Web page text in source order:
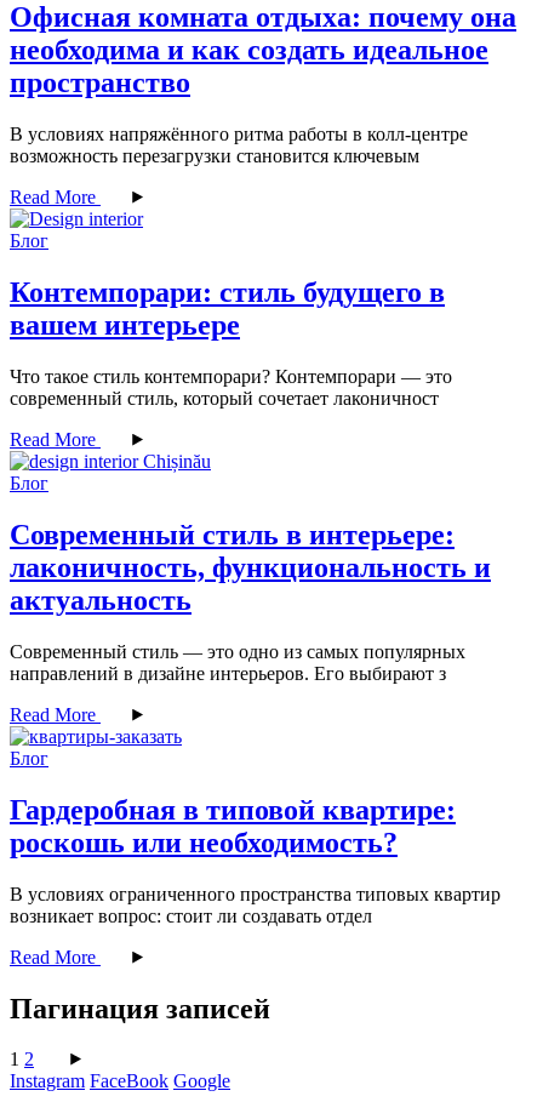
Офисная комната отдыха: почему она
необходима и как создать идеальное
пространство
В условиях напряжённого ритма работы в колл-центре
возможность перезагрузки становится ключевым
Read More
Блог
Контемпорари: стиль будущего в
вашем интерьере
Что такое стиль контемпорари? Контемпорари — это
современный стиль, который сочетает лаконичност
Read More
Блог
Современный стиль в интерьере:
лаконичность, функциональность и
актуальность
Современный стиль — это одно из самых популярных
направлений в дизайне интерьеров. Его выбирают з
Read More
Блог
Гардеробная в типовой квартире:
роскошь или необходимость?
В условиях ограниченного пространства типовых квартир
возникает вопрос: стоит ли создавать отдел
Read More
Пагинация записей
1 2
Instagram FaceBook Google